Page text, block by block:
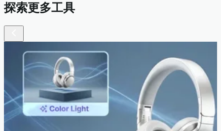
探索更多工具